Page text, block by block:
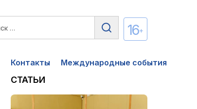
16+
Контакты
Международные события
СТАТЬИ